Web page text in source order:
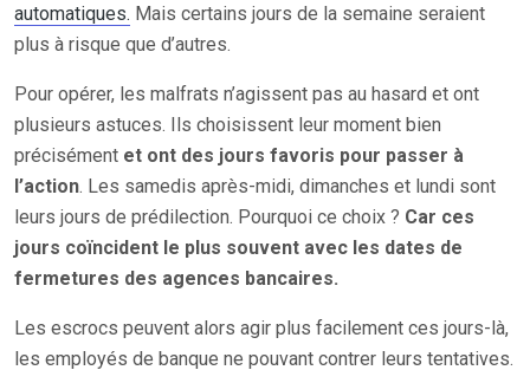
automatiques. Mais certains jours de la semaine seraient
plus à risque que d’autres.
Pour opérer, les malfrats n’agissent pas au hasard et ont
plusieurs astuces. Ils choisissent leur moment bien
précisément et ont des jours favoris pour passer à
l’action. Les samedis après-midi, dimanches et lundi sont
leurs jours de prédilection. Pourquoi ce choix ? Car ces
jours coïncident le plus souvent avec les dates de
fermetures des agences bancaires.
Les escrocs peuvent alors agir plus facilement ces jours-là,
les employés de banque ne pouvant contrer leurs tentatives.